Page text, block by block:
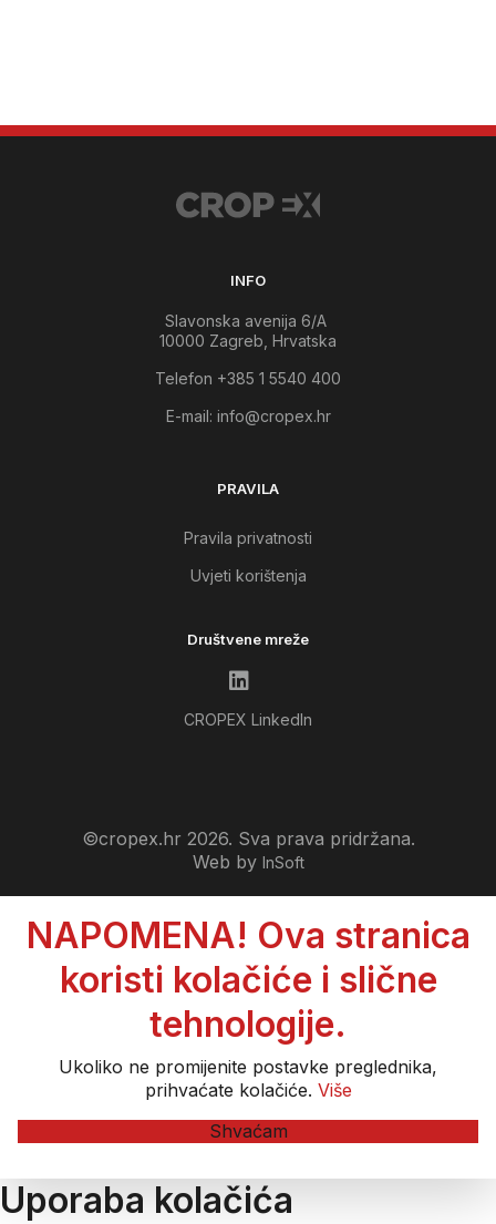
INFO
Slavonska avenija 6/A
10000 Zagreb, Hrvatska
Telefon +385 1 5540 400
E-mail: info@cropex.hr
PRAVILA
Pravila privatnosti
Uvjeti korištenja
Društvene mreže
CROPEX LinkedIn
©cropex.hr 2026. Sva prava pridržana.
Web by InSoft
NAPOMENA! Ova stranica
koristi kolačiće i slične
tehnologije.
Ukoliko ne promijenite postavke preglednika,
prihvaćate kolačiće. Više
Shvaćam
Uporaba kolačića